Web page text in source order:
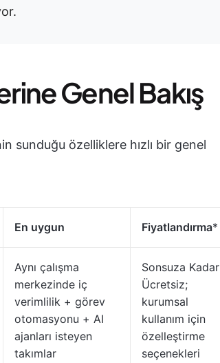
Genel Bakış
sunduğu özelliklere hızlı bir genel
En uygun Fiyatlandırma*
Aynı çalışma
merkezinde iç
verimlilik + görev
otomasyonu + AI
ajanları isteyen
takımlar
Sonsuza Kadar
Ücretsiz;
kurumsal
kullanım için
özelleştirme
seçenekleri